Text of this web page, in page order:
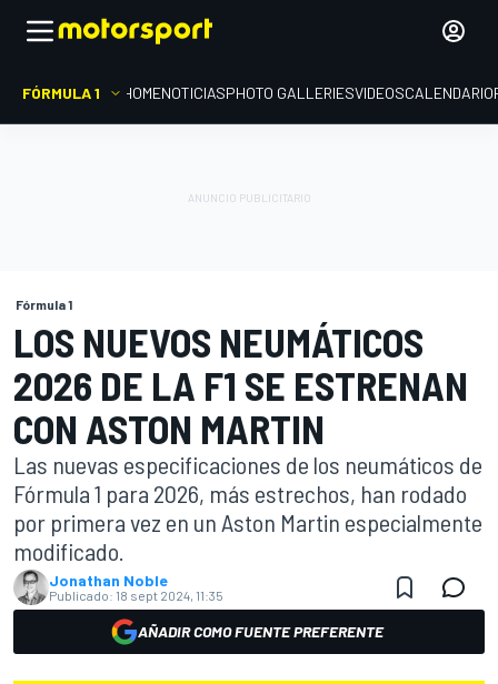
FÓRMULA 1 HOMENOTICIASPHOTO GALLERIESVIDEOSCALENDARIO
Fórmula 1
LOS NUEVOS NEUMÁTICOS
2026 DE LA F1 SE ESTRENAN
CON ASTON MARTIN
Las nuevas especificaciones de los neumáticos de
Fórmula 1 para 2026, más estrechos, han rodado
por primera vez en un Aston Martin especialmente
modificado.
Jonathan Noble
Publicado: 18 sept 2024, 11:35
AÑADIR COMO FUENTE PREFERENTE